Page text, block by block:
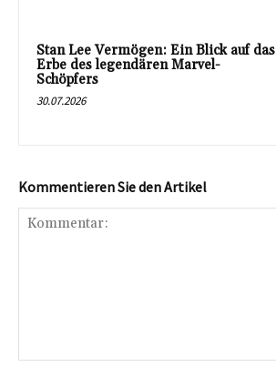
Stan Lee Vermögen: Ein Blick auf das
Erbe des legendären Marvel-
Schöpfers
30.07.2026
Kommentieren Sie den Artikel